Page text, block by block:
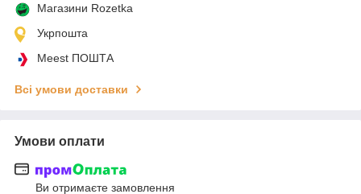
Магазини Rozetka
Укрпошта
Meest ПОШТА
Всі умови доставки
Умови оплати
Ви отримаєте замовлення